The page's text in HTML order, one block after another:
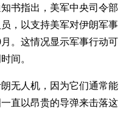
书指出，美军中央司令部
，以支持美军对伊朗军事
。这情况显示军事行动可
间。
无人机，因为它们通常能
直以昂贵的导弹来击落这